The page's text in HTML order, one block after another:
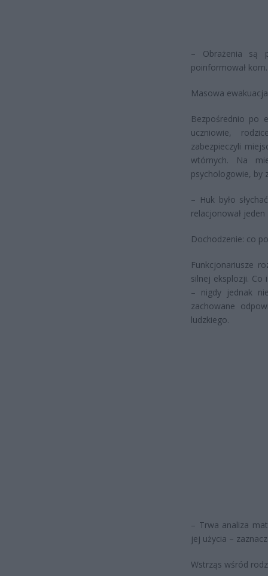
– Obrażenia są
poinformował
Masowa
Bezpośrednio po
uczniowie,
zabezpieczyli
wtórnych. Na
psychologowie, by
– Huk było
relacjonował
Dochodzenie: co
Funkcjonariusze
silnej eksplozji. Co
– nigdy jednak
zachowane
ludzkiego.
– Trwa analiza
jej użycia –
Wstrząs wśród